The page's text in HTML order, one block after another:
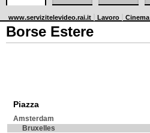
www.servizitelevideo.rai.it Lavoro Cinema
Borse Estere
Piazza
Amsterdam
Bruxelles